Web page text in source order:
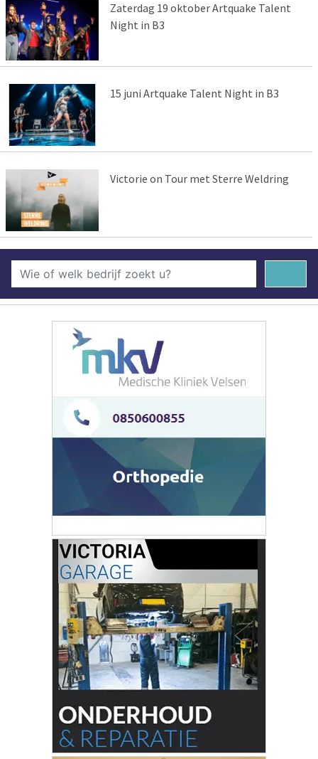
Zaterdag 19 oktober Artquake Talent
Night in B3
15 juni Artquake Talent Night in B3
Victorie on Tour met Sterre Weldring